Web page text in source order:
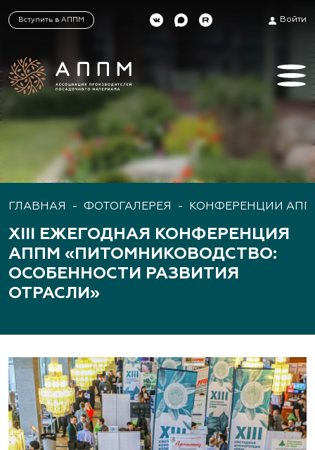
Вступить в АППМ Войти
ГЛАВНАЯ - ФОТОГАЛЕРЕЯ - КОНФЕРЕНЦИИ
XIII ЕЖЕГОДНАЯ КОНФЕРЕНЦИЯ
АППМ «ПИТОМНИКОВОДСТВО:
ОСОБЕННОСТИ РАЗВИТИЯ
ОТРАСЛИ»